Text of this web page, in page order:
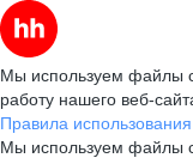
Мы используем файлы
работу нашего веб-
Правила
Мы используем файлы